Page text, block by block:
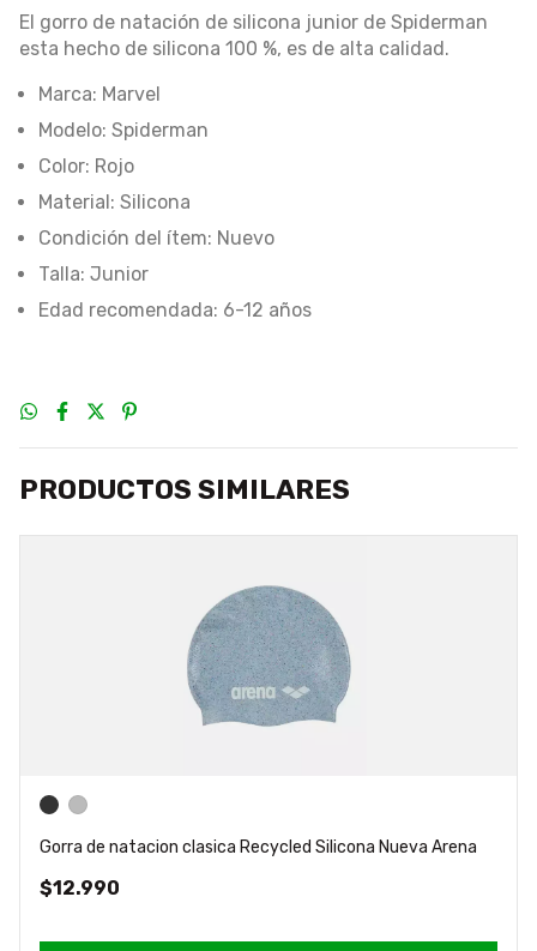
El gorro de natación de silicona junior de Spiderman
esta hecho de silicona 100 %, es de alta calidad.
Marca: Marvel
Modelo: Spiderman
Color: Rojo
Material: Silicona
Condición del ítem: Nuevo
Talla: Junior
Edad recomendada: 6-12 años
PRODUCTOS SIMILARES
Gorra de natacion clasica Recycled Silicona Nueva Arena
$12.990